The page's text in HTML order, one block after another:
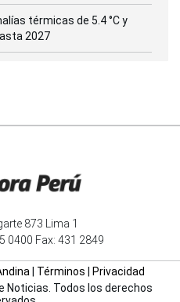
térmicas de 5.4 °C y
2027
873 Lima 1
0400 Fax: 431 2849
Términos
Privacidad
Noticias. Todos los derechos